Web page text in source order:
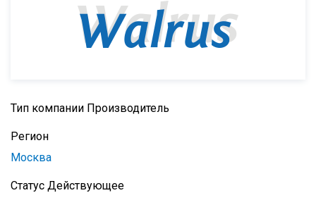
Тип компании Производитель
Регион
Москва
Статус Действующее